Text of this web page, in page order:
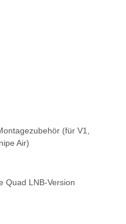
(für V1,
Air)